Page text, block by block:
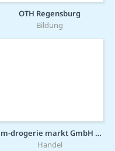
OTH Regensburg
Bildung
dm-drogerie markt GmbH + Co. KG
Handel